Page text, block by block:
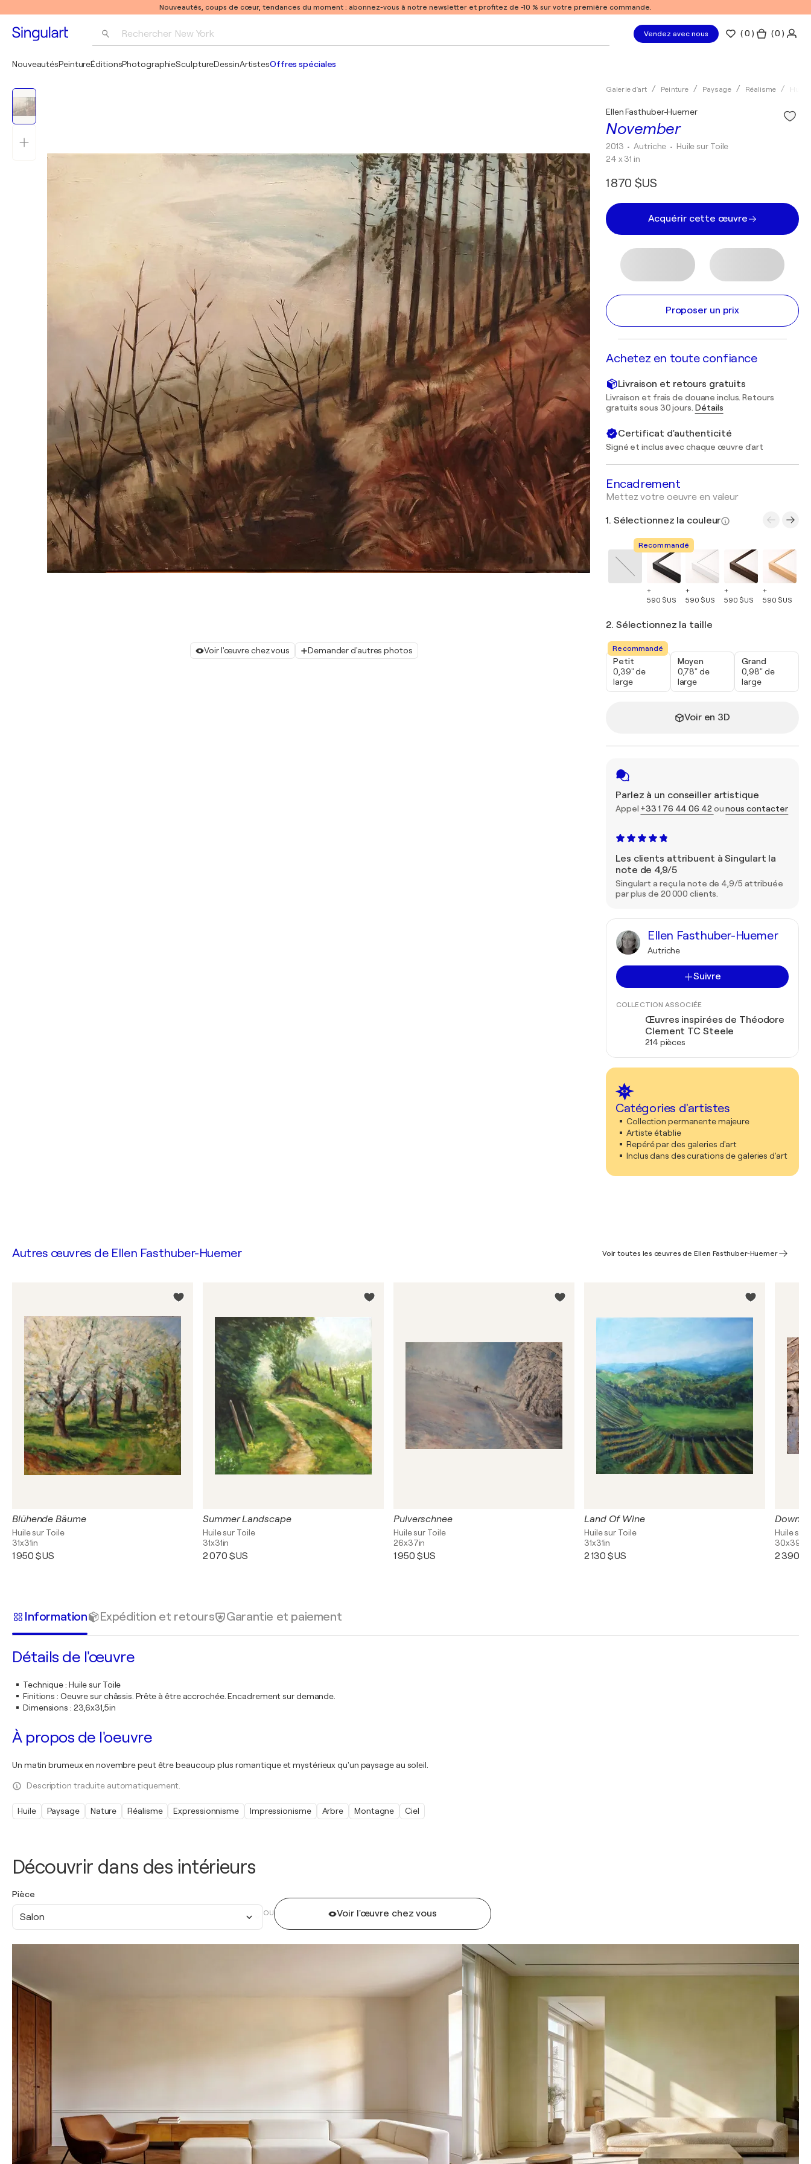
Nouveautés, coups de cœur, tendances du moment : abonnez-vous à notre newsletter et profitez de -10 % sur votre première commande.
Rechercher New York Vendez avec nous (0 ) ( 0 )
NouveautésPeintureÉditionsPhotographieSculptureDessinArtistesOffres spéciales
Voir l'œuvre chez vous Demander d'autres photos
Galerie d'art Peinture Paysage Réalisme Huile
November
Ellen Fasthuber-Huemer
2013 • Autriche • Huile sur Toile
24 x 31 in
1 870 $US
Acquérir cette œuvre
Proposer un prix
Achetez en toute confiance
Livraison et retours gratuits
Livraison et frais de douane inclus. Retours
gratuits sous 30 jours. Détails
Certificat d'authenticité
Signé et inclus avec chaque œuvre d'art
Encadrement
Mettez votre oeuvre en valeur
1. Sélectionnez la couleur
Recommandé
+
590 $US
+
590 $US
+
590 $US
+
590 $US
2. Sélectionnez la taille
Recommandé
Petit
0,39" de
large
Moyen
0,78" de
large
Grand
0,98" de
large
Voir en 3D
Parlez à un conseiller artistique
Appel +33 1 76 44 06 42 ounous contacter
Les clients attribuent à Singulart la
note de 4,9/5
Singulart a reçu la note de 4,9/5 attribuée
par plus de 20 000 clients.
Ellen Fasthuber-Huemer
Autriche
Suivre
COLLECTION ASSOCIÉE
Œuvres inspirées de Théodore
Clement TC Steele
214 pièces
Catégories d'artistes
Collection permanente majeure
Artiste établie
Repéré par des galeries d'art
Inclus dans des curations de galeries d'art
Découvrir dans des intérieurs
Pièce
Salon OU Voir l'œuvre chez vous
Autres œuvres de Ellen Fasthuber-Huemer Voir toutes les œuvres de Ellen Fasthuber-Huemer
Blühende Bäume
Huile sur Toile
31x31in
1 950 $US
Summer Landscape
Huile sur Toile
31x31in
2 070 $US
Pulverschnee
Huile sur Toile
26x37in
1 950 $US
Land Of Wine
Huile sur Toile
31x31in
2 130 $US
Down
Huile sur
30x39in
2 390
Information Expédition et retours Garantie et paiement
Détails de l'œuvre
Technique: Huile sur Toile
Finitions : Oeuvre sur châssis. Prête à être accrochée. Encadrement sur demande.
Dimensions : 23,6x31,5in
À propos de l'oeuvre
Un matin brumeux en novembre peut être beaucoup plus romantique et mystérieux qu'un paysage au soleil.
Description traduite automatiquement.
Huile Paysage Nature Réalisme Expressionnisme Impressionisme Arbre Montagne Ciel